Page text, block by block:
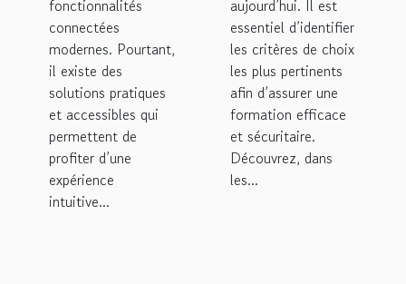
fonctionnalités
connectées
modernes. Pourtant,
il existe des
solutions pratiques
et accessibles qui
permettent de
profiter d’une
expérience
intuitive...
aujourd’hui. Il est
essentiel d’identifier
les critères de choix
les plus pertinents
afin d’assurer une
formation efficace
et sécuritaire.
Découvrez, dans
les...